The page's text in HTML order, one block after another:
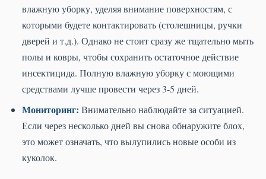
влажную уборку, уделяя внимание поверхностям, с
которыми будете контактировать (столешницы, ручки
дверей и т.д.). Однако не стоит сразу же тщательно мыть
полы и ковры, чтобы сохранить остаточное действие
инсектицида. Полную влажную уборку с моющими
средствами лучше провести через 3-5 дней.
Мониторинг: Внимательно наблюдайте за ситуацией.
Если через несколько дней вы снова обнаружите блох,
это может означать, что вылупились новые особи из
куколок.